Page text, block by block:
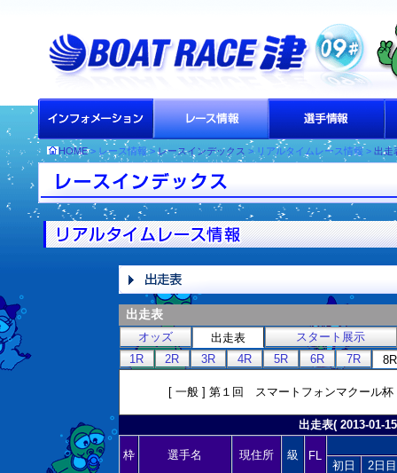
HOME> レース情報 >レースインデックス > リアルタイムレース情報 > 出走
出走表
オッズ 出走表
スタート展示
1R
2R 3R 4R 5R 6R 7R 8R
[ 一般 ] 第１回 スマートフォンマク
出走表( 2013-01-
枠 選手名 現住所 級 FL
初日 2日目